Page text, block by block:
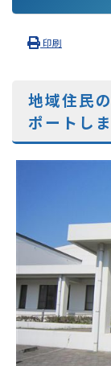
印刷
地域住民
ポートしま